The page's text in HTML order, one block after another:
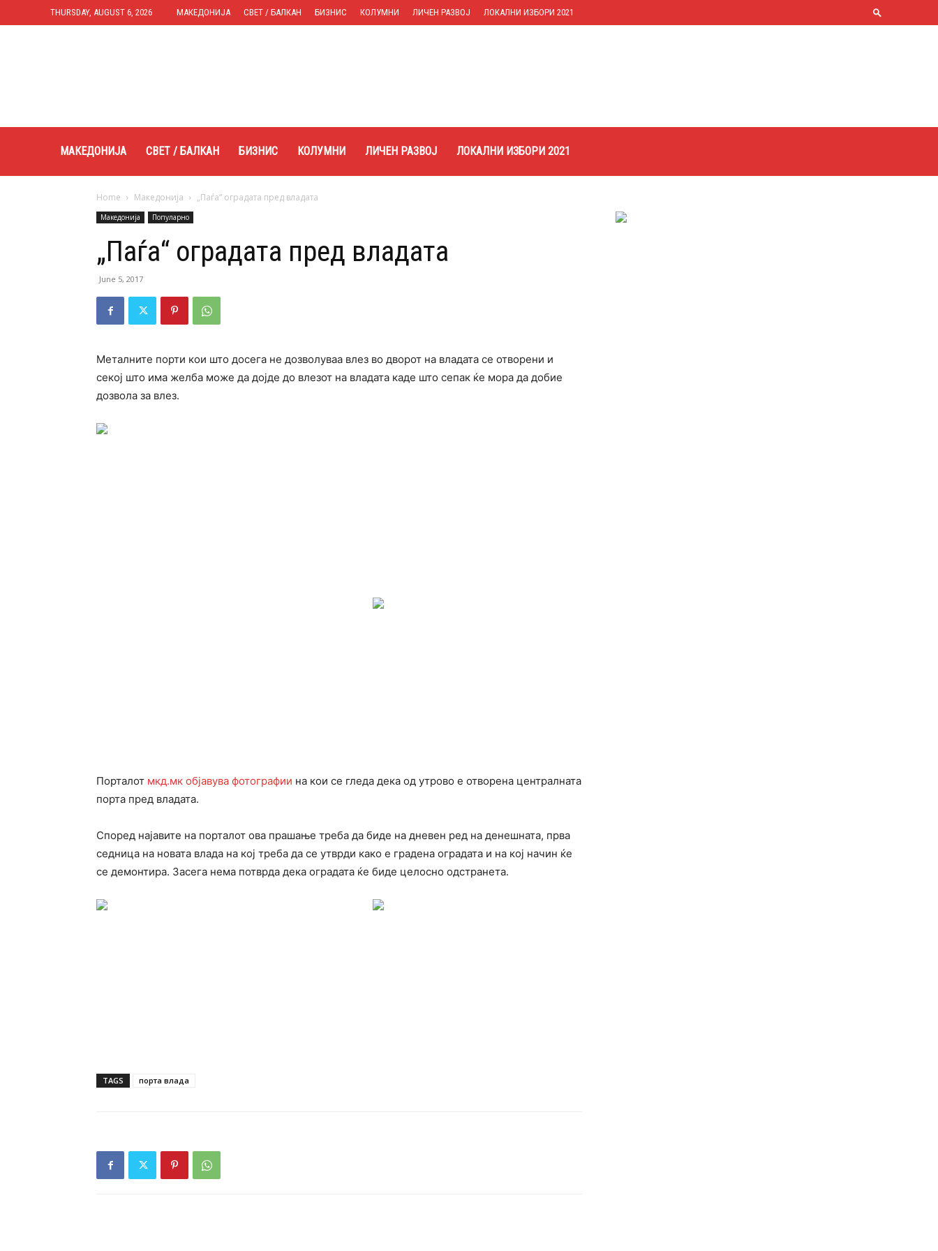
THURSDAY, AUGUST 6, 2026 МАКЕДОНИЈА СВЕТ / БАЛКАН БИЗНИС КОЛУМНИ ЛИЧЕН РАЗВОЈ ЛОКАЛНИ ИЗБОРИ 2021
МАКЕДОНИЈА СВЕТ / БАЛКАН БИЗНИС КОЛУМНИ ЛИЧЕН РАЗВОЈ ЛОКАЛНИ ИЗБОРИ 2021
Home Македонија „Паѓа“ оградата пред владата
Македонија Популарно
„Паѓа“ оградата пред владата
June 5, 2017
Металните порти кои што досега не дозволуваа влез во дворот на владата се отворени и
секој што има желба може да дојде до влезот на владата каде што сепак ќе мора да добие
дозвола за влез.
Порталот мкд.мк објавува фотографии на кои се гледа дека од утрово е отворена централната
порта пред владата.
Според најавите на порталот ова прашање треба да биде на дневен ред на денешната, прва
седница на новата влада на кој треба да се утврди како е градена оградата и на кој начин ќе
се демонтира. Засега нема потврда дека оградата ќе биде целосно одстранета.
TAGS порта влада